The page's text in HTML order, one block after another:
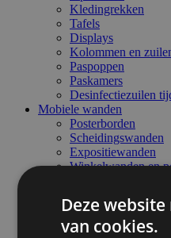
Kledingrekken
Tafels
Displays
Kolommen en
Paspoppen
Paskamers
Desinfectiezuilen
Mobiele wanden
Posterborden
Scheidingswanden
Expositiewanden
Winkelwanden en
Whiteboardwanden
Emaille
Deze
van cookies.